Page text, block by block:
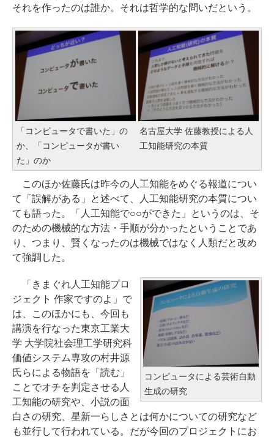
それを作ったのは誰か。それは哲学的な問いだという。
「コンピュータで書いた」の
か、「コンピュータが書い
た」のか
名古屋大学 佐藤教授による人
工知能研究の本質
このほか佐藤氏は昨今の人工知能をめぐる報道につい
て「誤解がある」と述べて、人工知能研究の本質につい
ても語った。「人工知能で○○ができた」というのは、そ
のための機械的な方法・手順が分かったということであ
り、つまり、賢くなったのは機械ではなく人類だと改め
て強調した。
コンピュータによる芸術自動
生成の研究
「きまぐれ人工知能プロ
ジェクト 作家ですのよ」で
は、このほかにも、今回も
講演を行なった東京工業大
学 大学院社会理工学研究科
価値システム専攻の村井源
氏らによる物語を「読む」
ことでオチを判定させる人
工知能の研究や、小説の面
白さの研究、星新一らしさとは何かについての研究など
も並行して行われている。だが今回のプロジェクトにお